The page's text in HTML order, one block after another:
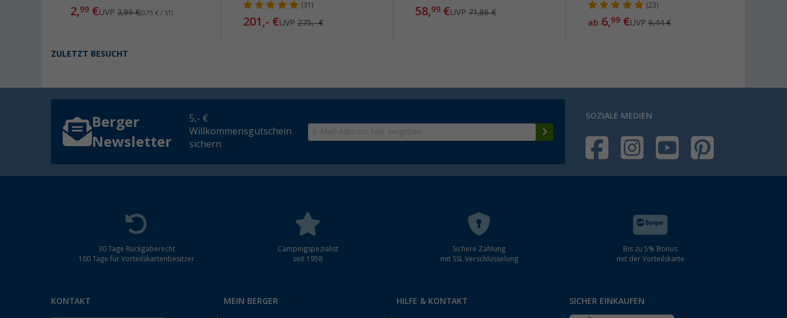
2,99 €UVP3,99 €(0,75 € / ST)
(31)
201,- €UVP 275,- €
58,99 €UVP71,86 €
(23)
ab 6,99€UVP 9,44 €
ZULETZT BESUCHT
Berger
Newsletter
5,- €
Willkommensgutschein
sichern
SOZIALE MEDIEN
30 Tage Rückgaberecht
100 Tage für Vorteilskartenbesitzer
Campingspezialist
seit 1958
Sichere Zahlung
mit SSL Verschlüsselung
Bis zu 5% Bonus
mit der Vorteilskarte
KONTAKT MEIN BERGER HILFE & KONTAKT SICHER EINKAUFEN